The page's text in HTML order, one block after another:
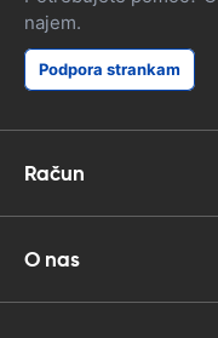
najem.
Podpora strankam
Račun
O nas